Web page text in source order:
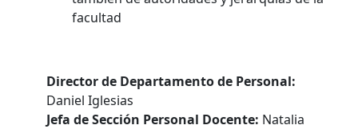
facultad
Director de Departamento de Personal:
Daniel Iglesias
Jefa de Sección Personal Docente: Natalia